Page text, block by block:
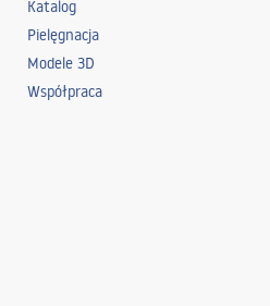
Katalog
Pielęgnacja
Modele 3D
Współpraca